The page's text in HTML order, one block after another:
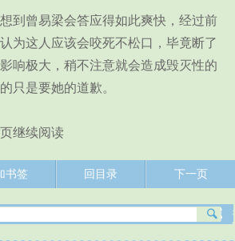
曾易梁会答应得如此爽快，经过前
为这人应该会咬死不松口，毕竟断了
响极大，稍不注意就会造成毁灭性的
只是要她的道歉。
继续阅读
书签 回目录 下一页